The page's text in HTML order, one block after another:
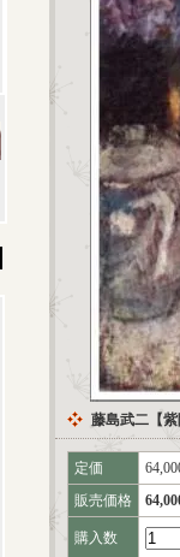
藤島武二【
定価
販売価格
購入数